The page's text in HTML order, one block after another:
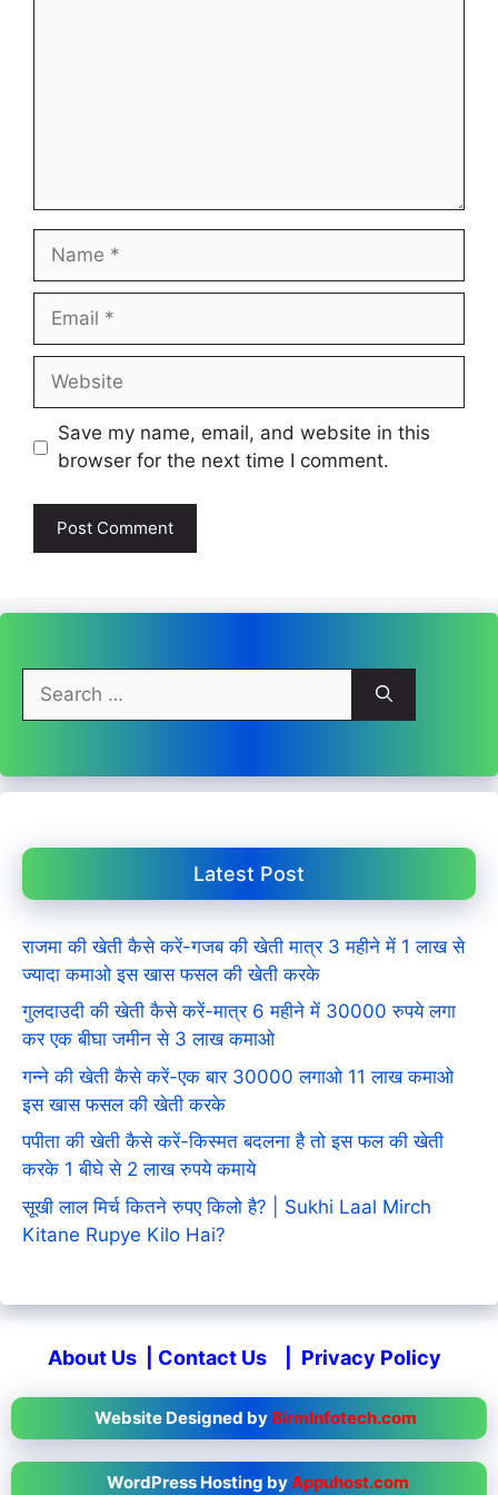
Name
Email
Website
Save my name, email, and website in this
browser for the next time I comment.
for:
Latest Post
राजमा की खेती कैसे करें-गजब की खेती मात्र 3 महीने में 1 लाख से
ज्यादा कमाओ इस खास फसल की खेती करके
गुलदाउदी की खेती कैसे करें-मात्र 6 महीने में 30000 रुपये लगा
कर एक बीघा जमीन से 3 लाख कमाओ
गन्ने की खेती कैसे करें-एक बार 30000 लगाओ 11 लाख कमाओ
इस खास फसल की खेती करके
पपीता की खेती कैसे करें-किस्मत बदलना है तो इस फल की खेती
करके 1 बीघे से 2 लाख रुपये कमाये
सूखी लाल मिर्च कितने रुपए किलो है? | Sukhi Laal Mirch
Kitane Rupye Kilo Hai?
About Us Contact Us Privacy Policy
Website Designed by BirmInfotech.com
WordPress Hosting byAppuhost.com